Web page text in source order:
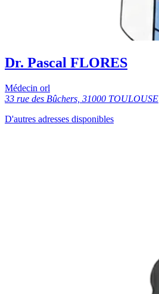
Dr. Pascal FLORES
Médecin orl
33 rue des Bûchers, 31000 TOULOUSE
D'autres adresses disponibles